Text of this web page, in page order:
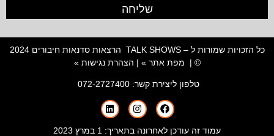
שליחה
כל הזכויות שמורות ל – TALK SHOWS הרצאות סדנאות חיבורים 2024
© | מפת אתר » | הצהרת נגישות »
טלפון ליצירת קשר:072-2727400
עמוד זה עודכן לאחרונה בתאריך: 1 במרץ 2023